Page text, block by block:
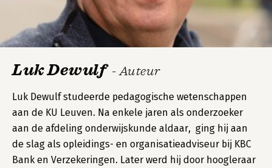
Luk Dewulf - Auteur
Luk Dewulf studeerde pedagogische wetenschappen
aan de KU Leuven. Na enkele jaren als onderzoeker
aan de afdeling onderwijskunde aldaar, ging hij aan
de slag als opleidings- en organisatieadviseur bij KBC
Bank en Verzekeringen. Later werd hij door hoogleraar